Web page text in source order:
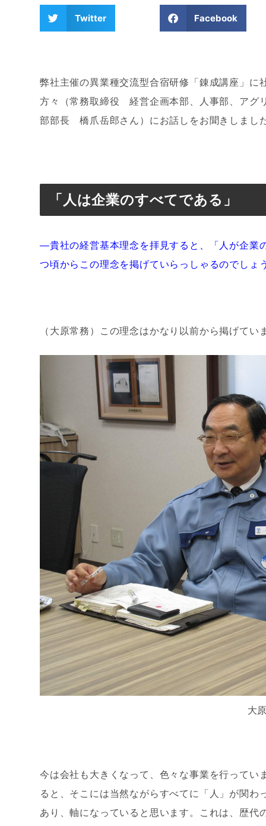
Twitter Facebook
弊社主催の異業種交流型合宿研修「錬成講座」に
方々（常務取締役 経営企画本部、人事部、ア
部部長 橋爪岳郎さん）にお話しをお聞きしまし
「人は企業のすべてである」
―貴社の経営基本理念 を拝見すると、「人が企業
つ頃からこの理念を掲げていらっしゃるのでしょ
（大原常務）この理念はかなり以前から掲げて
大
今は会社も大きくなって、色々な事業を行って
ると、そこには当然ながらすべてに「人」が関
あり、軸になっていると思います。これは、歴